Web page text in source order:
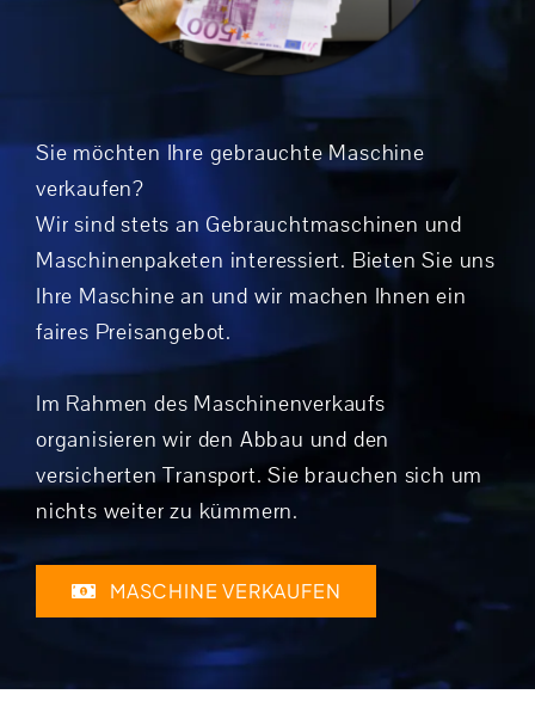
Sie möchten Ihre gebrauchte Maschine
verkaufen?
Wir sind stets an Gebrauchtmaschinen und
Maschinenpaketen interessiert. Bieten Sie uns
Ihre Maschine an und wir machen Ihnen ein
faires Preisangebot.
Im Rahmen des Maschinenverkaufs
organisieren wir den Abbau und den
versicherten Transport. Sie brauchen sich um
nichts weiter zu kümmern.
MASCHINE VERKAUFEN